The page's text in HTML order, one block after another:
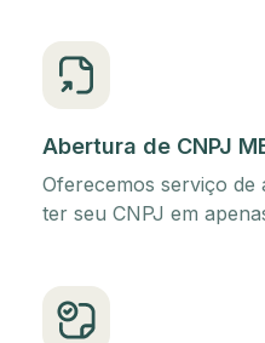
Abertura de CNPJ
Oferecemos serviço
ter seu CNPJ em